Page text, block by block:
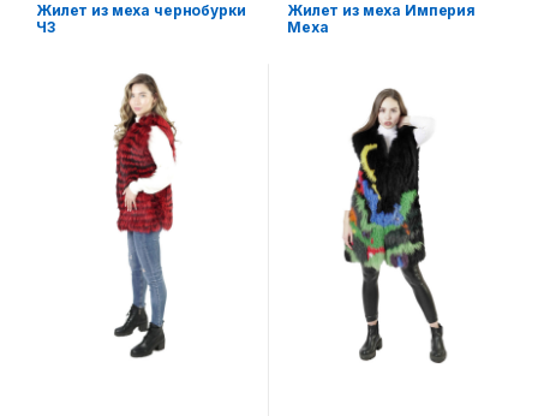
Жилет из меха чернобурки
ЧЗ
Жилет из меха Империя
Меха